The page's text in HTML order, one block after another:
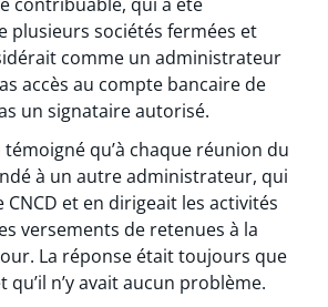
plusieurs sociétés fermées et
comme un administrateur
accès au compte bancaire de
un signataire autorisé.
qu’à chaque réunion du
à un autre administrateur, qui
et en dirigeait les activités
versements de retenues à la
La réponse était toujours que
n’y avait aucun problème.